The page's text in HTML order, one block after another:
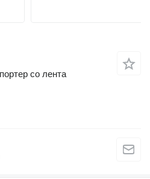
со лента